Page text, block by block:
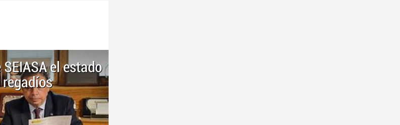
el estado